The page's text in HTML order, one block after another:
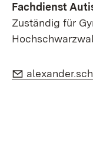
Fachdienst
Zuständig für
E-Mail: